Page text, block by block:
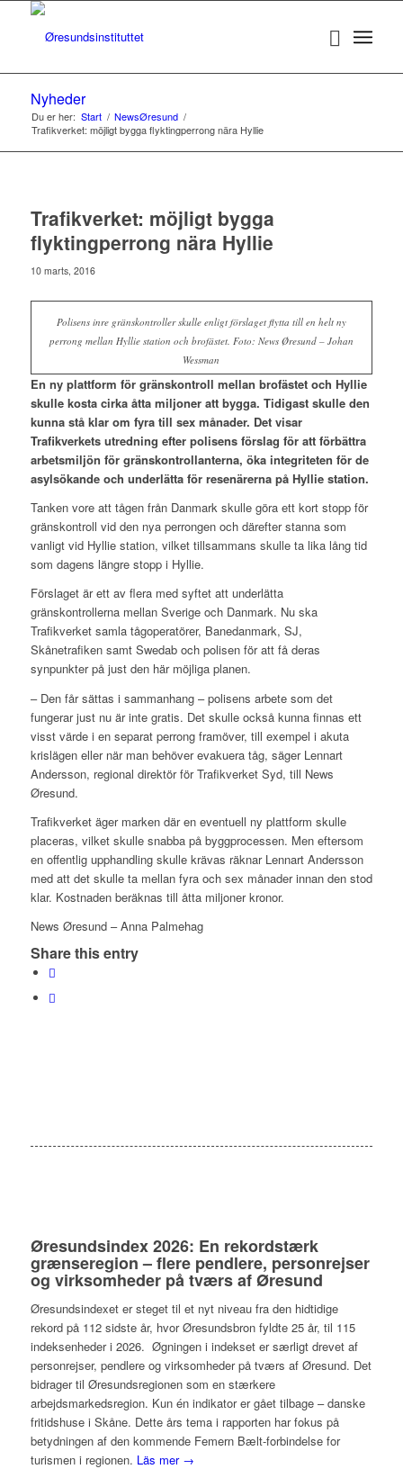
Nyheder
Du er her: Start / NewsØresund /
Trafikverket: möjligt bygga flyktingperrong nära Hyllie
Trafikverket: möjligt bygga
flyktingperrong nära Hyllie
10 marts, 2016
Polisens inre gränskontroller skulle enligt förslaget flytta till en helt ny
perrong mellan Hyllie station och brofästet. Foto: News Øresund – Johan
Wessman
En ny plattform för gränskontroll mellan brofästet och Hyllie
skulle kosta cirka åtta miljoner att bygga. Tidigast skulle den
kunna stå klar om fyra till sex månader. Det visar
Trafikverkets utredning efter polisens förslag för att förbättra
arbetsmiljön för gränskontrollanterna, öka integriteten för de
asylsökande och underlätta för resenärerna på Hyllie station.
Tanken vore att tågen från Danmark skulle göra ett kort stopp för
gränskontroll vid den nya perrongen och därefter stanna som
vanligt vid Hyllie station, vilket tillsammans skulle ta lika lång tid
som dagens längre stopp i Hyllie.
Förslaget är ett av flera med syftet att underlätta
gränskontrollerna mellan Sverige och Danmark. Nu ska
Trafikverket samla tågoperatörer, Banedanmark, SJ,
Skånetrafiken samt Swedab och polisen för att få deras
synpunkter på just den här möjliga planen.
– Den får sättas i sammanhang – polisens arbete som det
fungerar just nu är inte gratis. Det skulle också kunna finnas ett
visst värde i en separat perrong framöver, till exempel i akuta
krislägen eller när man behöver evakuera tåg, säger Lennart
Andersson, regional direktör för Trafikverket Syd, till News
Øresund.
Trafikverket äger marken där en eventuell ny plattform skulle
placeras, vilket skulle snabba på byggprocessen. Men eftersom
en offentlig upphandling skulle krävas räknar Lennart Andersson
med att det skulle ta mellan fyra och sex månader innan den stod
klar. Kostnaden beräknas till åtta miljoner kronor.
News Øresund – Anna Palmehag
Share this entry
Øresundsindex 2026: En rekordstærk
grænseregion – flere pendlere, personrejser
og virksomheder på tværs af Øresund
Øresundsindexet er steget til et nyt niveau fra den hidtidige
rekord på 112 sidste år, hvor Øresundsbron fyldte 25 år, til 115
indeksenheder i 2026. Øgningen i indekset er særligt drevet af
personrejser, pendlere og virksomheder på tværs af Øresund. Det
bidrager til Øresundsregionen som en stærkere
arbejdsmarkedsregion. Kun én indikator er gået tilbage – danske
fritidshuse i Skåne. Dette års tema i rapporten har fokus på
betydningen af den kommende Femern Bælt-forbindelse for
turismen i regionen. Läs mer →